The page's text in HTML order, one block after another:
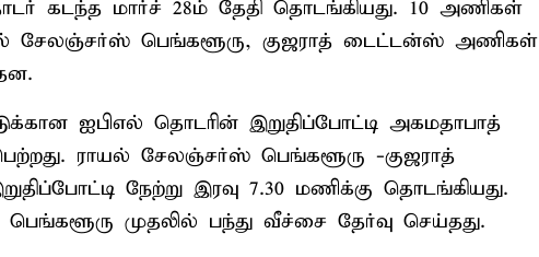
கடந்த மார்ச் 28ம் தேதி தொடங்கியது. 10 அணிகள்
சேலஞ்சர்ஸ் பெங்களூரு, குஜராத் டைட்டன்ஸ் அணிகள்
ஐபிஎல் தொடரின் இறுதிப்போட்டி அகமதாபாத்
ராயல் சேலஞ்சர்ஸ் பெங்களூரு -குஜராத்
நேற்று இரவு 7.30 மணிக்கு தொடங்கியது.
முதலில் பந்து வீச்சை தேர்வு செய்தது.